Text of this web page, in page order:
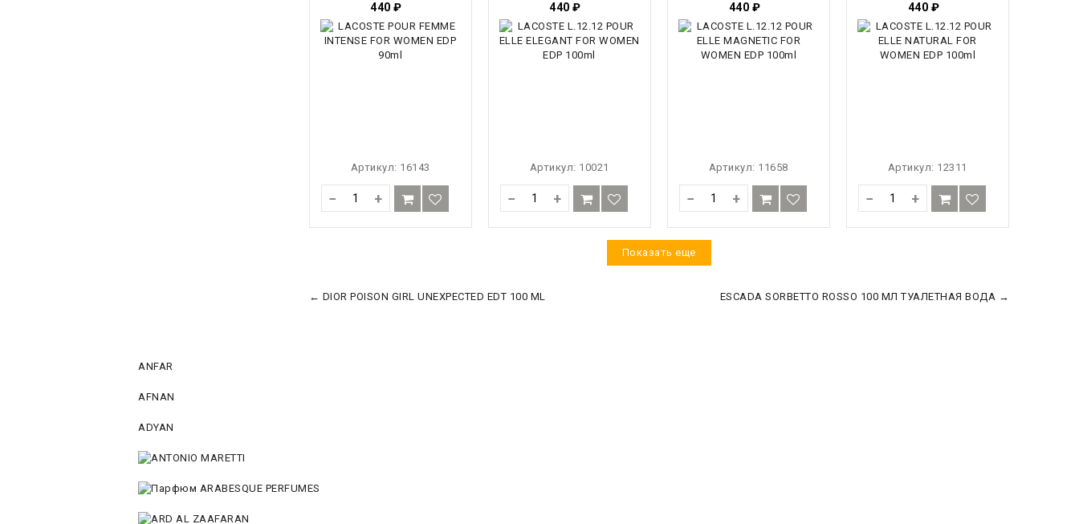
440 ₽
Артикул: 16143
− +
440 ₽
Артикул: 10021
− +
440 ₽
Артикул: 11658
− +
440 ₽
Артикул: 12311
− +
Показать еще
← DIOR POISON GIRL UNEXPECTED EDT 100 ML ESCADA SORBETTO ROSSO 100 МЛ ТУАЛЕТНАЯ ВОДА →
ANFAR
AFNAN
ADYAN